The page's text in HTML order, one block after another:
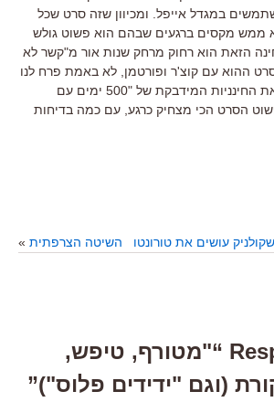
במגדל אייפל. ומכיוון שזה סרט שכל
ממש מקסים ברגעים שבהם הוא פשוט גולש
הזאת הוא רחוק מרחק שנות אור מ"קשר לא
ההוא עם קוצ'ר ופורטמן, לא באמת פרח לנו
מהראש) ויותר מזכיר את החינניות המידבקת של "500 ימים עם
הסרט הכי מצחיק כרגע, עם כמה בדיחות
עושים את טורונטו השיטה הצרפתית »
3 Responses to “"מטורף, טיפש,
(וגם "ידידים פלוס")”